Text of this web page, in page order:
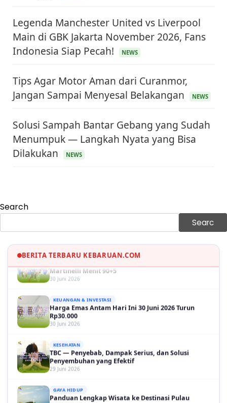
Legenda Manchester United vs Liverpool
Main di GBK Jakarta November 2026, Fans
Indonesia Siap Pecah!
NEWS
Tips Agar Motor Aman dari Curanmor,
Jangan Sampai Menyesal Belakangan
NEWS
Solusi Sampah Bantar Gebang yang Sudah
Menumpuk — Langkah Nyata yang Bisa
Dilakukan
NEWS
Search
Searc
BERITA TERBARU KEBARUAN.COM
Harga Minyak Dunia Hari Ini Naik, WTI dan Brent
Martinelli Menit 90+5
Rp30.000
30 Juni 2026
Penyembuhan yang Efektif
29 Juni 2026
Lengkuas 2026
29 Juni 2026